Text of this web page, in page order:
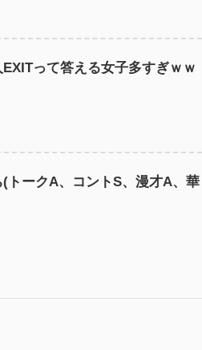
って答える女子多すぎｗｗ
トークA、コントS、漫才A、華